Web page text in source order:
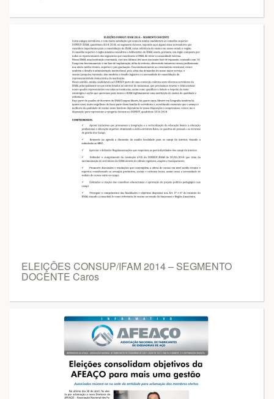
ELEIÇÕES CONSUP/IFAM 2014 – SEGMENTO
DOCENTE Caros